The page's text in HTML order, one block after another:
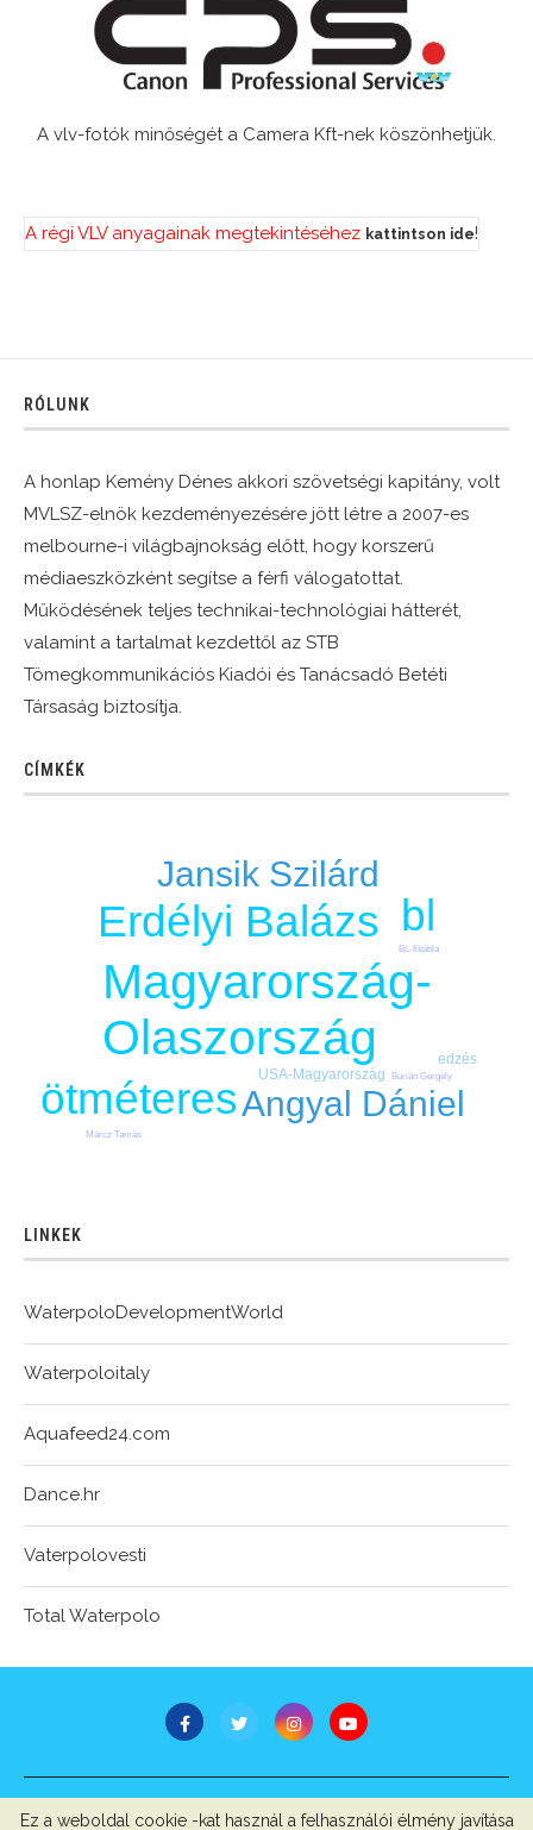
A vlv-fotók minőségét a Camera Kft-nek köszönhetjük.
A régi VLV anyagainak megtekintéséhez kattintson ide!
RÓLUNK
A honlap Kemény Dénes akkori szövetségi kapitány, volt
MVLSZ-elnök kezdeményezésére jött létre a 2007-es
melbourne-i világbajnokság előtt, hogy korszerű
médiaeszközként segítse a férfi válogatottat.
Működésének teljes technikai-technológiai hátterét,
valamint a tartalmat kezdettől az STB
Tömegkommunikációs Kiadói és Tanácsadó Betéti
Társaság biztosítja.
CÍMKÉK
Magyarország-
Olaszország
bl
Erdélyi Balázs
ötméteresAngyal Dániel
Jansik Szilárd
edzés
USA-Magyarország
BL-főtábla
Burián Gergely
Märcz Tamás
LINKEK
WaterpoloDevelopmentWorld
Waterpoloitaly
Aquafeed24.com
Dance.hr
Vaterpolovesti
Total Waterpolo
STB Bt.
Ez a weboldal cookie -kat használ a felhasználói élmény javítása